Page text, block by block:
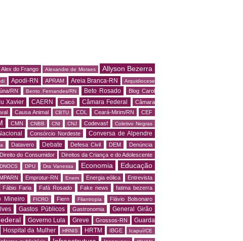
Alex do Frango Alexandre de Moraes
Allyson Bezerra
Apodi-RN APRAM Areia Branca-RN
Arquidiocese
RN Bento Fernandes/RN Beto Rosado
Blog Carol
Xavier CAERN Caicó Câmara Federal
Câmara
Causa Animal CBTU CDL Ceará-Mirim/RN CEF
CMN CNBB CNI CNJ Codevasf Coletivo Negras
Consórcio Nordeste Conversa de Alpendre
Datavero Debate Defesa Civil DEM Denúncia
Direito do Consumidor Direitos da Criança e do Adolescente
DNOCS DPU Dra Vanessa Economia Educação
Emprotur-RN Enem Energia eólica Entrevista
Fábio Faria Fafá Rosado Fake news fatima bezerra
Mineiro FICRO Fiern Filantropia Flávio Bolsonaro
Gastos Públicos Gastronomia General Girão
Governo Lula Greve Grossos-RN
Guarda
Hospital da Mulher HRNIS HRTM IBGE Icapuí/CE